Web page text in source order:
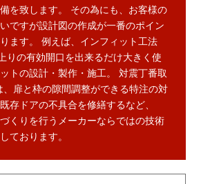
を致します。 その為にも、お客様の
ですが設計図の作成が一番のポイン
ます。 例えば、インフィット工法
りの有効開口を出来るだけ大きく使
トの設計・製作・施工。 対震丁番取
扉と枠の隙間調整ができる特注の対
存ドアの不具合を修繕するなど、
くりを行うメーカーならではの技術
ております。